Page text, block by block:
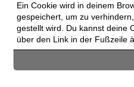
Ein Cookie wird in deinem
gespeichert, um zu
gestellt wird. Du kannst deine
über den Link in der Fußzeile